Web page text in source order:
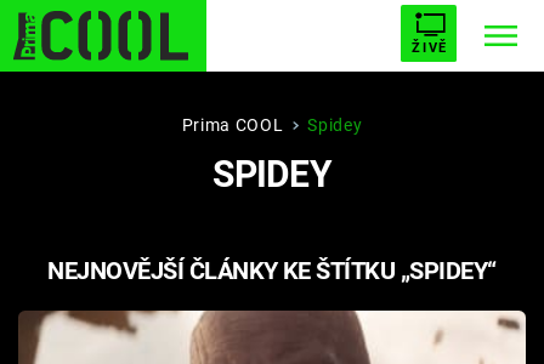
ŽIVĚ
STARHOUSE BUFFY, PŘEMOŽITELKA UPÍRŮ
PLNEJ KOTEL AVENGERS 5
Témata
Prima COOL Spidey
SPIDEY
NEJNOVĚJŠÍ ČLÁNKY KE ŠTÍTKU „SPIDEY“